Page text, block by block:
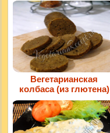
Вегетарианская
колбаса (из глютена)